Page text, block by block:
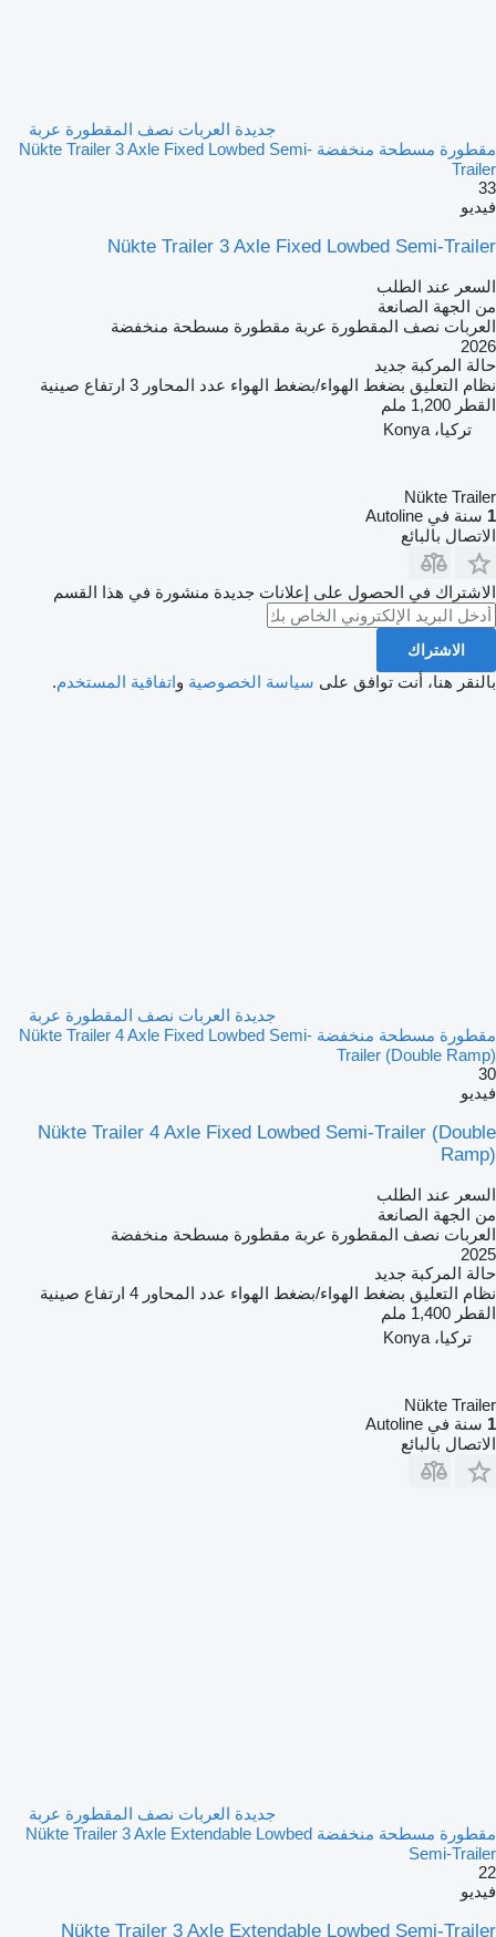
جديدة العربات نصف المقطورة عربة
مقطورة مسطحة منخفضة Nükte Trailer 3 Axle Fixed Lowbed Semi-
Trailer
33
فيديو
Nükte Trailer 3 Axle Fixed Lowbed Semi-Trailer
السعر عند الطلب
من الجهة الصانعة
العربات نصف المقطورة عربة مقطورة مسطحة منخفضة
2026
حالة المركبة جديد
نظام التعليق بضغط الهواء/بضغط الهواء عدد المحاور 3 ارتفاع صينية
القطر 1,200 ملم
تركيا، Konya
Nükte Trailer
1 سنة في Autoline
الاتصال بالبائع
الاشتراك في الحصول على إعلانات جديدة منشورة في هذا القسم
الاشتراك
بالنقر هنا، أنت توافق على سياسة الخصوصية واتفاقية المستخدم.
جديدة العربات نصف المقطورة عربة
مقطورة مسطحة منخفضة Nükte Trailer 4 Axle Fixed Lowbed Semi-
Trailer (Double Ramp)
30
فيديو
Nükte Trailer 4 Axle Fixed Lowbed Semi-Trailer (Double
Ramp)
السعر عند الطلب
من الجهة الصانعة
العربات نصف المقطورة عربة مقطورة مسطحة منخفضة
2025
حالة المركبة جديد
نظام التعليق بضغط الهواء/بضغط الهواء عدد المحاور 4 ارتفاع صينية
القطر 1,400 ملم
تركيا، Konya
Nükte Trailer
1 سنة في Autoline
الاتصال بالبائع
جديدة العربات نصف المقطورة عربة
مقطورة مسطحة منخفضة Nükte Trailer 3 Axle Extendable Lowbed
Semi-Trailer
22
فيديو
Nükte Trailer 3 Axle Extendable Lowbed Semi-Trailer